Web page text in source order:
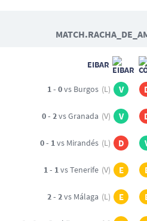
EIBAR
1 - 0vs Burgos (L) V
0 - 2vs Granada (V) V
0 - 1vs Mirandés (L) D
1 - 1vs Tenerife (V) E
2 - 2vs Málaga (L) E